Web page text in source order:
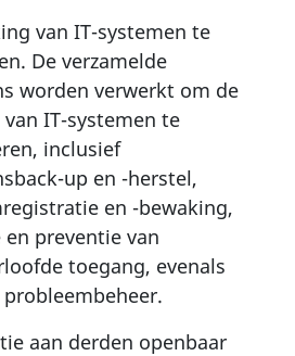
van IT-systemen te
De verzamelde
worden verwerkt om de
IT-systemen te
inclusief
up en -herstel,
en -bewaking,
preventie van
toegang, evenals
aan derden openbaar